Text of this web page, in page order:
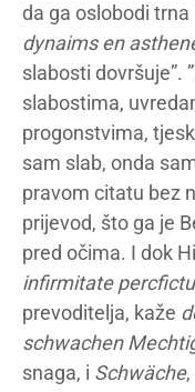
da ga oslobodi
dynaims en
slabosti dovršuje”.
slabostima,
progonstvima,
sam slab, onda
pravom citatu bez
prijevod, što ga je
pred očima. I dok
infirmitate
prevoditelja, kaže
schwachen
snaga, i Schwäche